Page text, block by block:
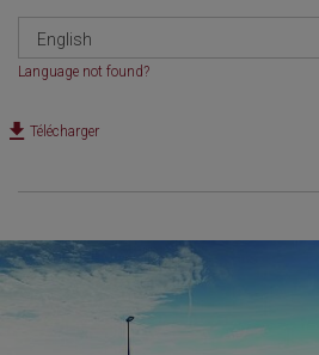
English
Language not found?
Télécharger